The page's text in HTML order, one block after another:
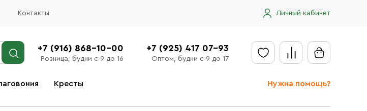
Контакты Личный кабинет
+7 (916) 868-10-00
Розница, будни с 9 до 16
+7 (925) 417 07-93
Оптом, будни с 9 до 17
Кресты Нужна помощь?
Отправить заявку